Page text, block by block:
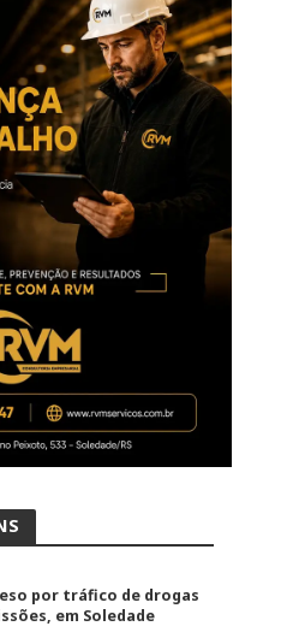
por tráfico de drogas
em Soledade